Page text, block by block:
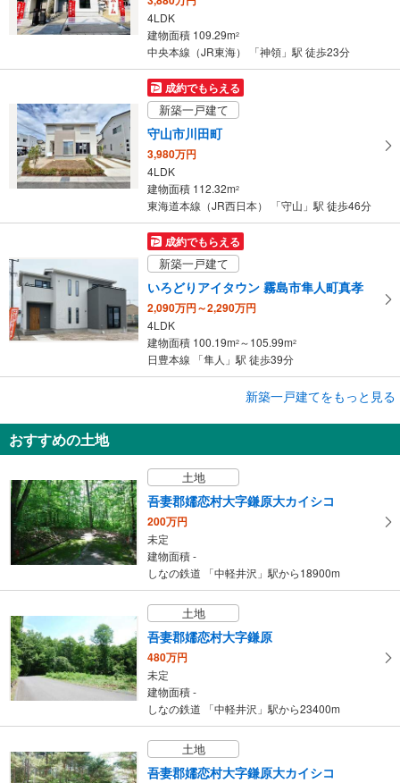
ー
ジ
保
す
る
4LDK
建物面積 109.29m2
中央本線（JR東海） 「神領」駅 徒歩23分
成約でもらえる
新築一戸建て
守山市川田町
3,980万円
4LDK
建物面積 112.32m2
東海道本線（JR西日本） 「守山」駅 徒歩46分
成約でもらえる
新築一戸建て
いろどりアイタウン 霧島市隼人町真孝
2,090万円～2,290万円
4LDK
建物面積 100.19m2 ～105.99m2
日豊本線 「隼人」駅 徒歩39分
丹波市柏原町柏原
建物面積 122.82m
福知山線 「柏原」駅 徒歩8分
新築一戸建てをもっと見る
おすすめの土地
土地
吾妻郡嬬恋村大字鎌原大カイシコ
200万円
未定
建物面積 -
しなの鉄道 「中軽井沢」駅から18900m
土地
吾妻郡嬬恋村大字鎌原
480万円
未定
建物面積 -
しなの鉄道 「中軽井沢」駅から23400m
土地
吾妻郡嬬恋村大字鎌原大カイシコ